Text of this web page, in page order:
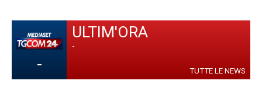
-
ULTIM'ORA
-
TUTTE LE NEWS